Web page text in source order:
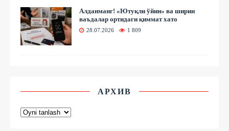
Алданманг! «Ютуқли ўйин» ва ширин
ваъдалар ортидаги қиммат хато
28.07.2026 1 809
АРХИВ